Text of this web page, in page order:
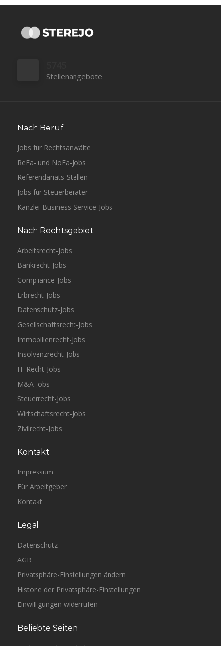
Stellenangebote
Nach Beruf
Jobs für Rechtsanwälte
ReFa- und NoFa-Jobs
Referendariats-Stellen
Jobs für Steuerberater
Kanzlei-Business-Service-Jobs
Nach Rechtsgebiet
Arbeitsrecht-Jobs
Bankrecht-Jobs
Compliance-Jobs
Erbrecht-Jobs
Datenschutz-Jobs
Gesellschaftsrecht-Jobs
Immobilienrecht-Jobs
Insolvenzrecht-Jobs
IT-Recht-Jobs
M&A-Jobs
Steuerrecht-Jobs
Wirtschaftsrecht-Jobs
Zivilrecht-Jobs
Kontakt
Impressum
Für Arbeitgeber
Kontakt
Legal
Datenschutz
AGB
Privatsphäre-Einstellungen ändern
Historie der Privatsphäre-Einstellungen
Einwilligungen widerrufen
Beliebte Seiten